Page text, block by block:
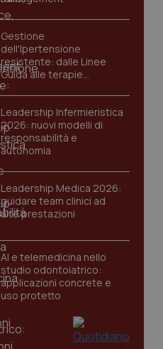
Gestione
dell'Ipertensione
resistente: dalle Linee
Guida alle terapie
innovative
Leadership Infermieristica
2026: nuovi modelli di
responsabilità e
autonomia
Leadership Medica 2026:
guidare team clinici ad
alte prestazioni
AI e telemedicina nello
studio odontoiatrico:
applicazioni concrete e
uso protetto